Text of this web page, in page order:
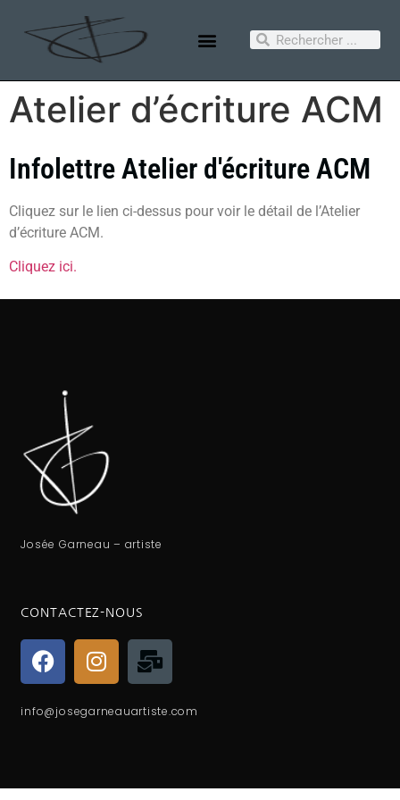
Atelier d’écriture ACM
Infolettre Atelier d'écriture ACM
Cliquez sur le lien ci-dessus pour voir le détail de l’Atelier
d’écriture ACM.
Cliquez ici.
Josée Garneau – artiste
CONTACTEZ-NOUS
info@josegarneauartiste.com